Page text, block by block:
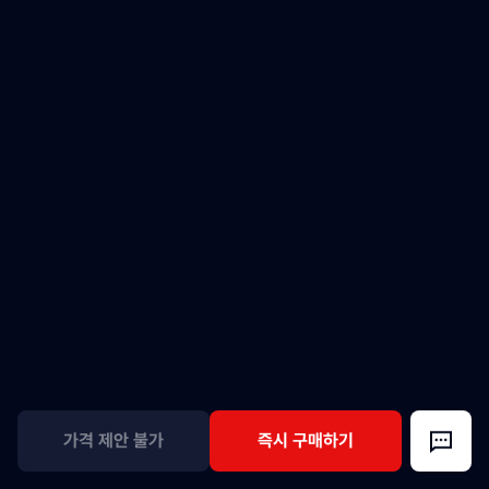
가격 제안 불가 즉시 구매하기